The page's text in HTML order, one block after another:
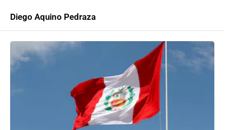
Diego Aquino Pedraza